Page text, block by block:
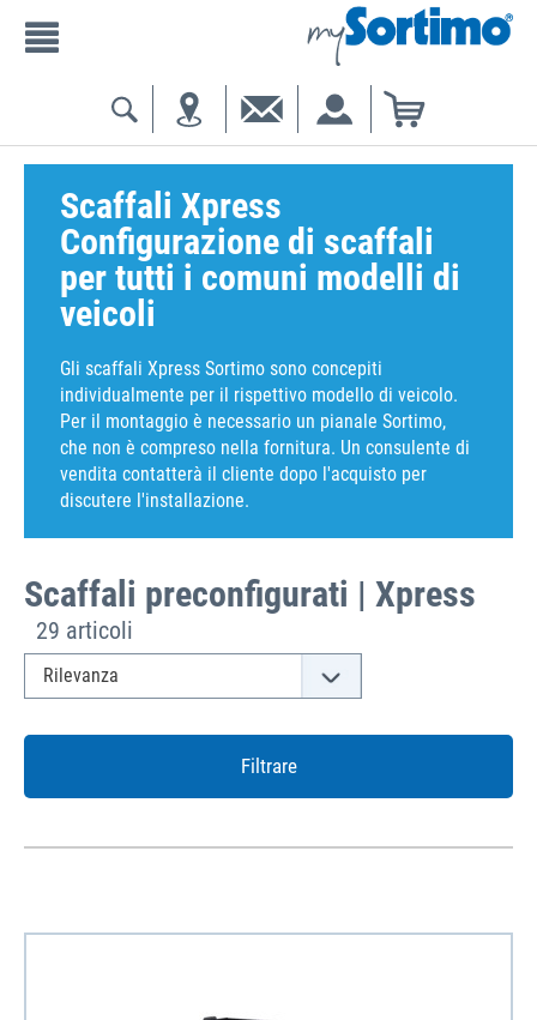
Scaffali Xpress
Configurazione di scaffali
per tutti i comuni modelli di
veicoli
Gli scaffali Xpress Sortimo sono concepiti
individualmente per il rispettivo modello di veicolo.
Per il montaggio è necessario un pianale Sortimo,
che non è compreso nella fornitura. Un consulente di
vendita contatterà il cliente dopo l'acquisto per
discutere l'installazione.
Scaffali preconfigurati | Xpress
29 articoli
Filtrare